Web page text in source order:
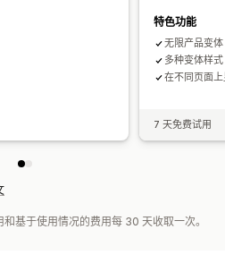
特色功能
无限产品变体
多种变体样式
在不同页面
7 天免费试用
基于使用情况的费用每 30 天收取一次。